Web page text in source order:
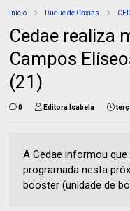
Início Duque de Caxias
Cedae realiza
Campos
(21)
0 Editora Isabela
A Cedae informou
programada nesta
booster (unidade de